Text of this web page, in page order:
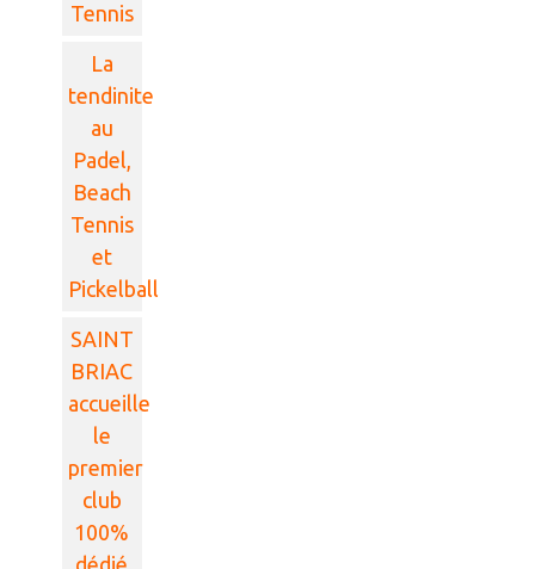
Tennis
La
tendinite
au
Padel,
Beach
Tennis
et
Pickelball
SAINT
BRIAC
accueille
le
premier
club
100%